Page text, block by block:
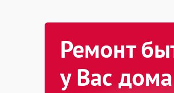
Ремонт
у Вас дома